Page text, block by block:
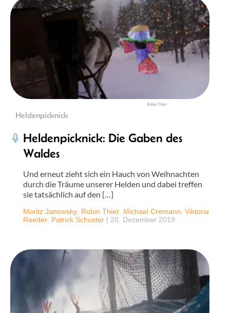
Robin Thier
Heldenpicknick
Heldenpicknick: Die Gaben des
Waldes
Und erneut zieht sich ein Hauch von Weihnachten
durch die Träume unserer Helden und dabei treffen
sie tatsächlich auf den […]
Moritz Janowsky Robin Thier Michael Cremann Viktoria
Raeder Patrick Schuster | 20. Dezember 2019